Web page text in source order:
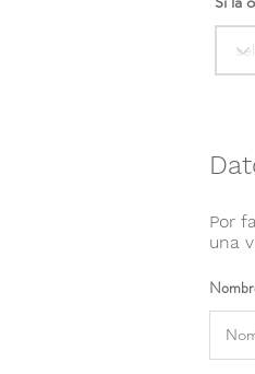
Por
una